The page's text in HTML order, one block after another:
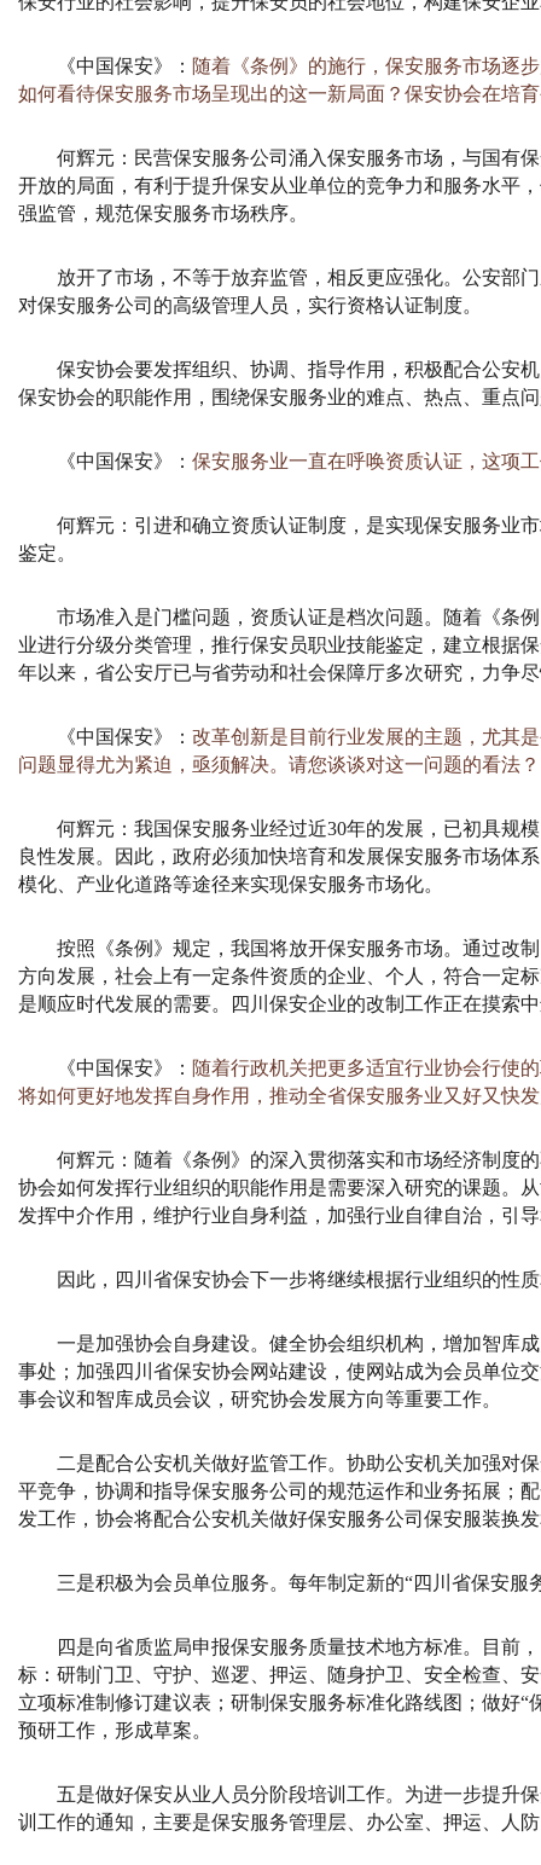
《中国保安》： 随着《条例》的施行，保安服务市场逐
如何看待保安服务市场呈现出的这一新局面？保安协会在培
何辉元： 民营保安服务公司涌入保安服务市场，与国有
开放的局面，有利于提升保安从业单位的竞争力和服务水平
强监管，规范保安服务市场秩序。
放开了市场，不等于放弃监管，相反更应强化。公安部
对保安服务公司的高级管理人员，实行资格认证制度。
保安协会要发挥组织、协调、指导作用，积极配合公安
保安协会的职能作用，围绕保安服务业的难点、热点、重点
《中国保安》： 保安服务业一直在呼唤资质认证，这项
何辉元： 引进和确立资质认证制度，是实现保安服务业
鉴定。
市场准入是门槛问题，资质认证是档次问题。随着《条
业进行分级分类管理，推行保安员职业技能鉴定，建立根据
年以来，省公安厅已与省劳动和社会保障厅多次研究，力争
《中国保安》： 改革创新是目前行业发展的主题，尤其
问题显得尤为紧迫，亟须解决。请您谈谈对这一问题的看法
何辉元： 我国保安服务业经过近30年的发展，已初具规
良性发展。因此，政府必须加快培育和发展保安服务市场体
模化、产业化道路等途径来实现保安服务市场化。
按照《条例》规定，我国将放开保安服务市场。通过改
方向发展，社会上有一定条件资质的企业、个人，符合一定
是顺应时代发展的需要。四川保安企业的改制工作正在摸索
《中国保安》： 随着行政机关把更多适宜行业协会行使
将如何更好地发挥自身作用，推动全省保安服务业又好又快
何辉元： 随着《条例》的深入贯彻落实和市场经济制度
协会如何发挥行业组织的职能作用是需要深入研究的课题。
发挥中介作用，维护行业自身利益，加强行业自律自治，引
因此，四川省保安协会下一步将继续根据行业组织的性
一是加强协会自身建设。健全协会组织机构，增加智库
事处；加强四川省保安协会网站建设，使网站成为会员单位
事会议和智库成员会议，研究协会发展方向等重要工作。
二是配合公安机关做好监管工作。协助公安机关加强对
平竞争，协调和指导保安服务公司的规范运作和业务拓展；
发工作，协会将配合公安机关做好保安服务公司保安服装换
三是积极为会员单位服务。每年制定新的“四川省保安
四是向省质监局申报保安服务质量技术地方标准。目前
标：研制门卫、守护、巡逻、押运、随身护卫、安全检查、
立项标准制修订建议表；研制保安服务标准化路线图；做好
预研工作，形成草案。
五是做好保安从业人员分阶段培训工作。为进一步提升
训工作的通知，主要是保安服务管理层、办公室、押运、人